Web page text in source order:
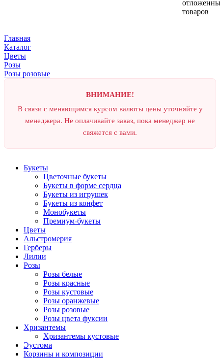
товаров
Главная
Каталог
Цветы
Розы
Розы розовые
ВНИМАНИЕ!
В связи с меняющимся курсом валюты цены уточняйте у
менеджера. Не оплачивайте заказ, пока менеджер не
свяжется с вами.
Букеты
Цветочные букеты
Букеты в форме сердца
Букеты из игрушек
Букеты из конфет
Монобукеты
Премиум-букеты
Цветы
Альстромерия
Герберы
Лилии
Розы
Розы белые
Розы красные
Розы кустовые
Розы оранжевые
Розы розовые
Розы цвета фуксии
Хризантемы
Хризантемы кустовые
Эустома
Корзины и композиции